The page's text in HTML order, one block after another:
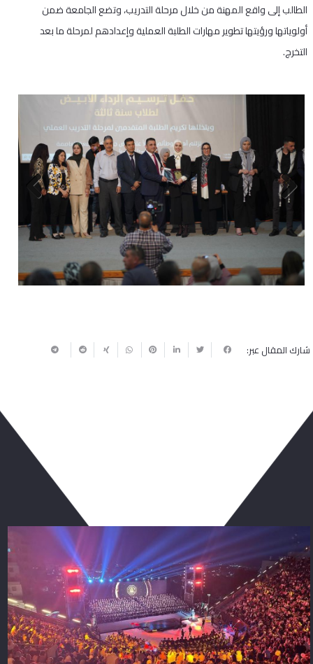
الطالب إلى واقع المهنة من خلال مرحلة التدريب، وتضع الجامعة ضمن
أولوياتها ورؤيتها تطوير مهارات الطلبة العملية وإعدادهم لمرحلة ما بعد
التخرج.
Previous
شارك المقال عبر: